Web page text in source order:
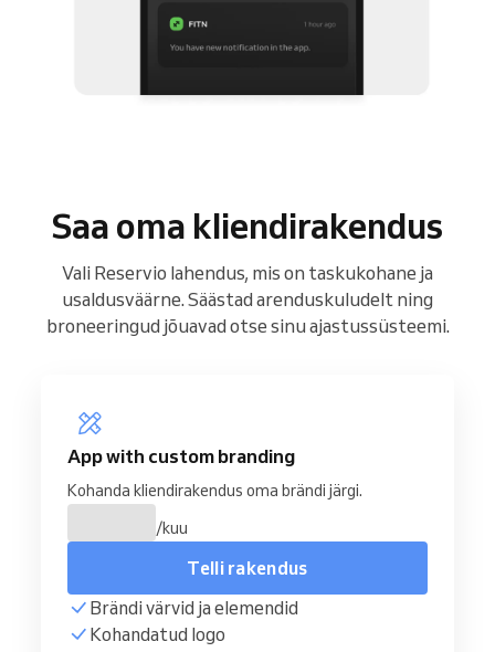
Saa oma kliendirakendus
Vali Reservio lahendus, mis on taskukohane ja
usaldusväärne. Säästad arenduskuludelt ning
broneeringud jõuavad otse sinu ajastussüsteemi.
App with custom branding
Kohanda kliendirakendus oma brändi järgi.
/kuu
Telli rakendus
Brändi värvid ja elemendid
Kohandatud logo